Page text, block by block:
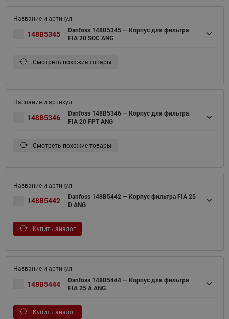
148B5345
Danfoss 148B5345 — Корпус для фильтра
FIA 20 SOC ANG
Смотреть похожие товары
148B5346
Danfoss 148B5346 — Корпус для фильтра
FIA 20 FPT ANG
Смотреть похожие товары
148B5442
Danfoss 148B5442 — Корпус фильтра FIA 25
D ANG
Купить аналог
148B5444
Danfoss 148B5444 — Корпус для фильтра
FIA 25 A ANG
Купить аналог